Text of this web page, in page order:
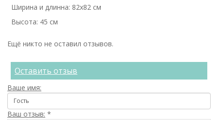
Ширина и длинна: 82х82 см
Высота: 45 см
Ещё никто не оставил отзывов.
Оставить отзыв
Ваше имя:
Ваш отзыв: *